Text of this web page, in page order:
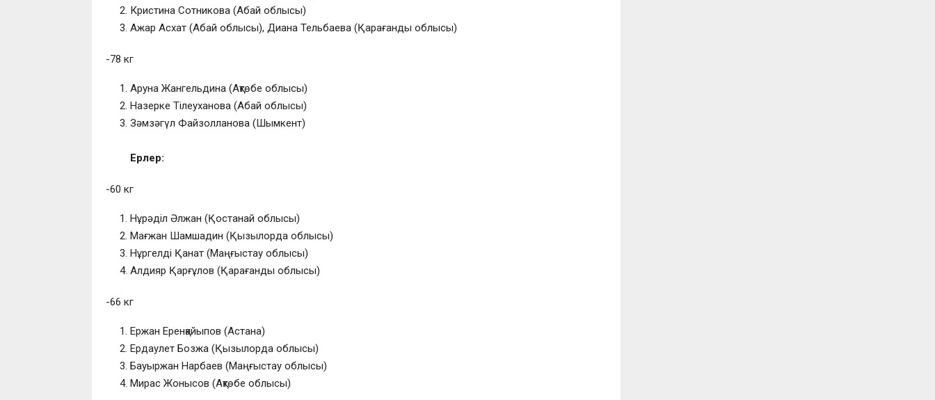
Кристина Сотникова (Абай облысы)
Ажар Асхат (Абай облысы), Диана Тельбаева (Қарағанды облысы)
-78 кг
Аруна Жангельдина (Ақтөбе облысы)
Назерке Тілеуханова (Абай облысы)
Зәмзәгүл Файзолланова (Шымкент)
Ерлер:
-60 кг
Нұрәділ Әлжан (Қостанай облысы)
Мағжан Шамшадин (Қызылорда облысы)
Нұргелді Қанат (Маңғыстау облысы)
Алдияр Қарғұлов (Қарағанды облысы)
-66 кг
Ержан Еренқайыпов (Астана)
Ердаулет Бозжа (Қызылорда облысы)
Бауыржан Нарбаев (Маңғыстау облысы)
Мирас Жонысов (Ақтөбе облысы)